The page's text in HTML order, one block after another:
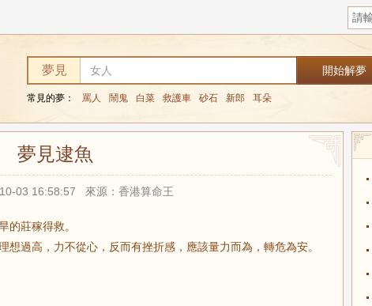
夢見
常見的夢： 罵人 鬧鬼 白菜 救護車 砂石 新郎 耳朵
夢見逮魚
03 16:58:57 來源：香港算命王
的莊稼得救。
過高，力不從心，反而有挫折感，應該量力而為，轉危為安。